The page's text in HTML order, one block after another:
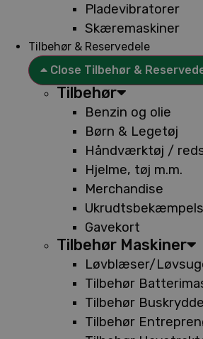
Pladevibratorer
Skæremaskiner
Tilbehør & Reservedele
Close Tilbehør &
Tilbehør
Benzin og olie
Børn & Legetøj
Håndværktøj /
Hjelme, tøj m.m.
Merchandise
Gavekort
Tilbehør Maskiner
Løvblæser/
Tilbehør
Tilbehør
Tilbehør